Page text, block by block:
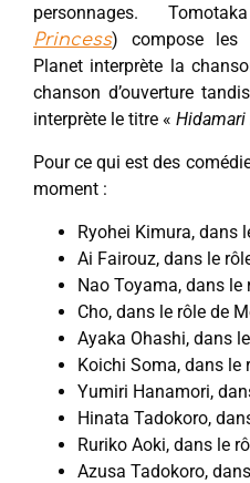
personnages.
Princess) compose les
Planet interprète la
chanson d’ouverture
interprète le titre « Hidamari
Pour ce qui est des
moment :
Ryohei Kimura, dans
Ai Fairouz, dans le
Nao Toyama, dans le
Cho, dans le rôle de
Ayaka Ohashi, dans
Koichi Soma, dans le
Yumiri Hanamori,
Hinata Tadokoro,
Ruriko Aoki, dans le
Azusa Tadokoro,